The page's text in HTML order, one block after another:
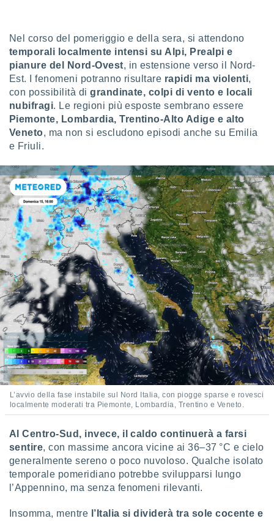
Nel corso del pomeriggio e della sera, si attendono
temporali localmente intensi su Alpi, Prealpi e
pianure del Nord-Ovest, in estensione verso il Nord-
Est. I fenomeni potranno risultare rapidi ma violenti,
con possibilità digrandinate, colpi di vento e locali
nubifragi. Le regioni più esposte sembrano essere
Piemonte, Lombardia, Trentino-Alto Adige e alto
Veneto, ma non si escludono episodi anche su Emilia
e Friuli.
L’avvio della fase instabile sul Nord Italia, con piogge sparse e rovesci
localmente moderati tra Piemonte, Lombardia, Trentino e Veneto.
Al Centro-Sud, invece, il caldo continuerà a farsi
sentire, con massime ancora vicine ai 36–37 °C e cielo
generalmente sereno o poco nuvoloso. Qualche isolato
temporale pomeridiano potrebbe svilupparsi lungo
l’Appennino, ma senza fenomeni rilevanti.
Insomma, mentre l’Italia si dividerà tra sole cocente e